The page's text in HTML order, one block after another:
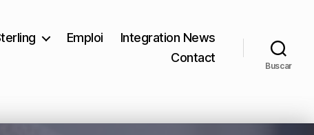
Emploi
Integration News
Contact
Buscar